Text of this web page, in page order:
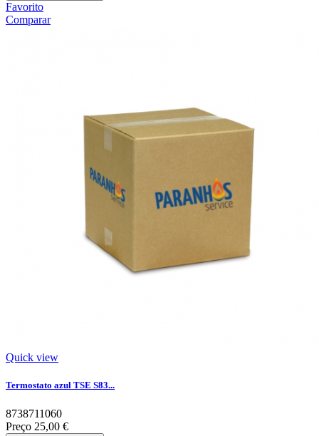
Favorito
Comparar
Quick view
Termostato azul TSE S83...
8738711060
Preço 25,00 €